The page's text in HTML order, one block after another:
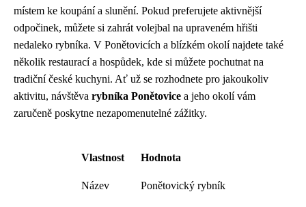
místem ke koupání a slunění. Pokud preferujete aktivnější
odpočinek, můžete si zahrát volejbal na upraveném hřišti
nedaleko rybníka. V Ponětovicích a blízkém okolí najdete také
několik restaurací a hospůdek, kde si můžete pochutnat na
tradiční české kuchyni. Ať už se rozhodnete pro jakoukoliv
aktivitu, návštěva rybníka Ponětovice a jeho okolí vám
zaručeně poskytne nezapomenutelné zážitky.
Vlastnost Hodnota
Název Ponětovický rybník